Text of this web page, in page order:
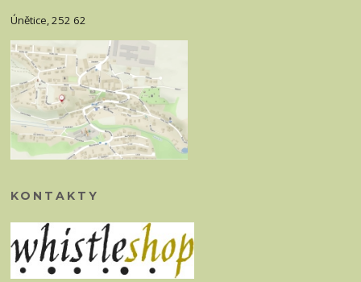
Únětice, 252 62
KONTAKTY